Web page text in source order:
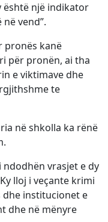
është një indikator
vend”.
pronës kanë
për pronën, ai tha
e viktimave dhe
te
në shkolla ka rënë
ndodhën vrasjet e dy
lloj i veçante krimi
dhe institucionet e
dhe në mënyre